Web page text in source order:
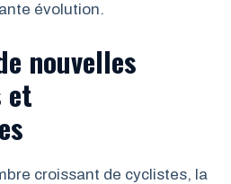
évolution.
nouvelles
et
croissant de cyclistes, la